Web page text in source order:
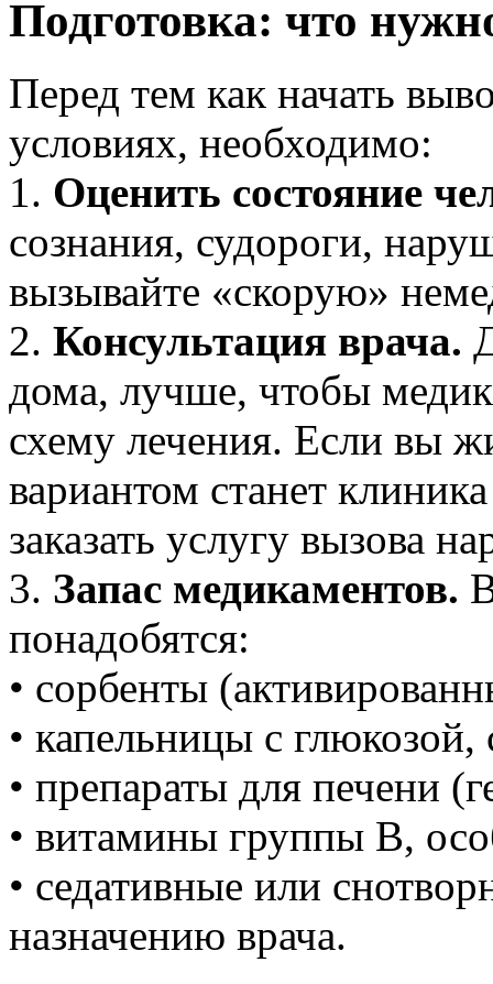
Подготовка: что
Перед тем как начать
условиях, необходимо:
1. Оценить состояние
сознания, судороги,
вызывайте «скорую»
2. Консультация врача.
дома, лучше, чтобы
схему лечения. Если вы
вариантом станет
заказать услугу вызова
3. Запас медикаментов.
понадобятся:
• сорбенты
• капельницы с
• препараты для печени
• витамины группы B,
• седативные или
назначению врача.